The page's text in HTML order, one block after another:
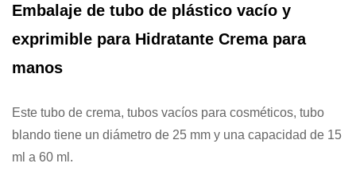
Embalaje de tubo de plástico vacío y
exprimible para Hidratante Crema para
manos
Este tubo de crema, tubos vacíos para cosméticos, tubo
blando tiene un diámetro de 25 mm y una capacidad de 15
ml a 60 ml.